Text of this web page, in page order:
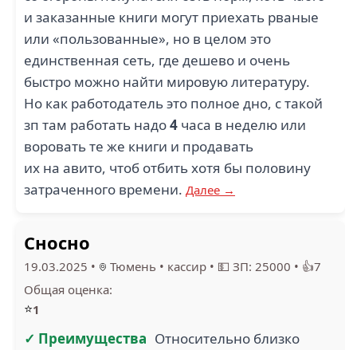
и заказанные книги могут приехать рваные
или «пользованные», но в целом это
единственная сеть, где дешево и очень
быстро можно найти мировую литературу.
Но как работодатель это полное дно, с такой
зп там работать надо4 часа в неделю или
воровать те же книги и продавать
их на авито, чтоб отбить хотя бы половину
затраченного времени. Далее →
Сносно
19.03.2025 • Тюмень • кассир • 💵 ЗП: 25000 • 👍7
Общая оценка:
⭐1
✓ Преимущества Относительно близко